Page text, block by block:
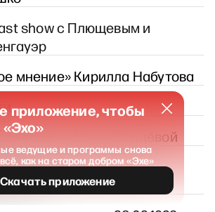
show с Плющевым и
мнение» Кирилла Набутова
мнение» Нины Хрущёвой
разворот» / Глеб
приложение, чтобы
ведущие и программы снова
как на старом добром «Эхе»
Скачать приложение